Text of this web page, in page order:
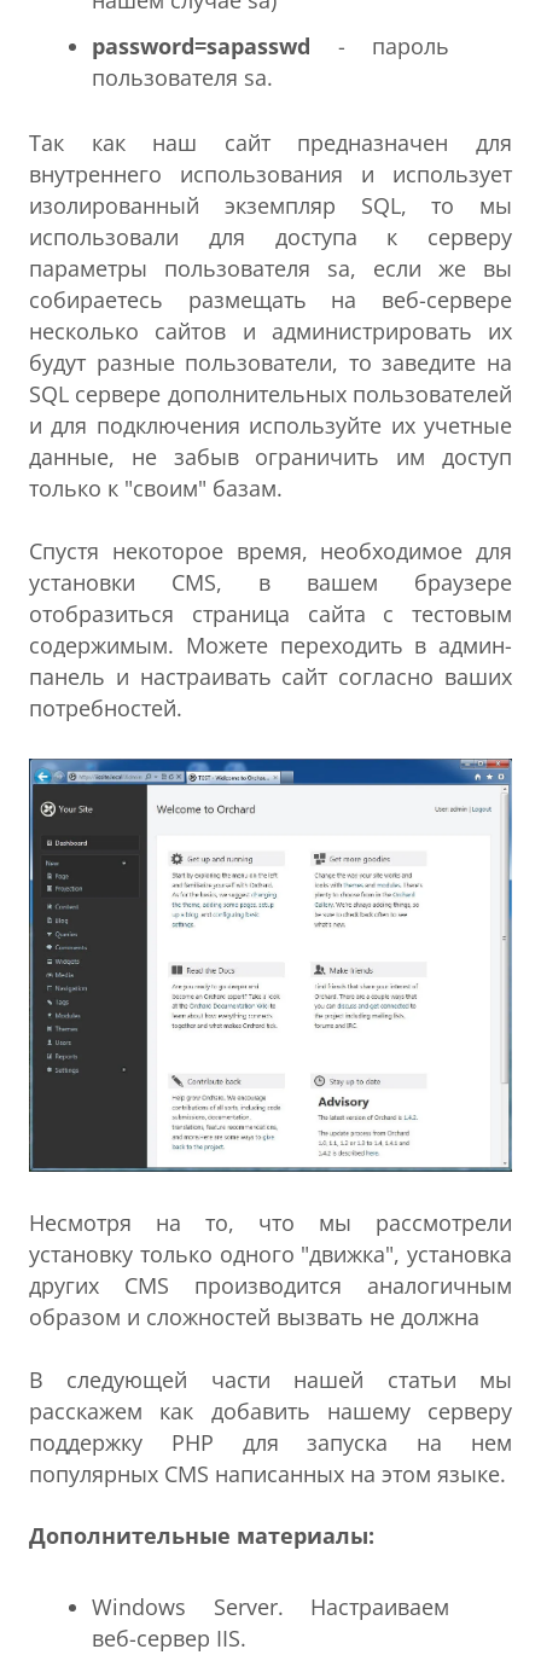
password=sapasswd - пароль
пользователя sa.
Так как наш сайт предназначен для
внутреннего использования и использует
изолированный экземпляр SQL, то мы
использовали для доступа к серверу
параметры пользователя sa, если же вы
собираетесь размещать на веб-сервере
несколько сайтов и администрировать их
будут разные пользователи, то заведите на
SQL сервере дополнительных пользователей
и для подключения используйте их учетные
данные, не забыв ограничить им доступ
только к "своим" базам.
Спустя некоторое время, необходимое для
установки CMS, в вашем браузере
отобразиться страница сайта с тестовым
содержимым. Можете переходить в админ-
панель и настраивать сайт согласно ваших
потребностей.
Несмотря на то, что мы рассмотрели
установку только одного "движка", установка
других CMS производится аналогичным
образом и сложностей вызвать не должна
В следующей части нашей статьи мы
расскажем как добавить нашему серверу
поддержку PHP для запуска на нем
популярных CMS написанных на этом языке.
Дополнительные материалы:
Windows Server. Настраиваем
веб-сервер IIS.